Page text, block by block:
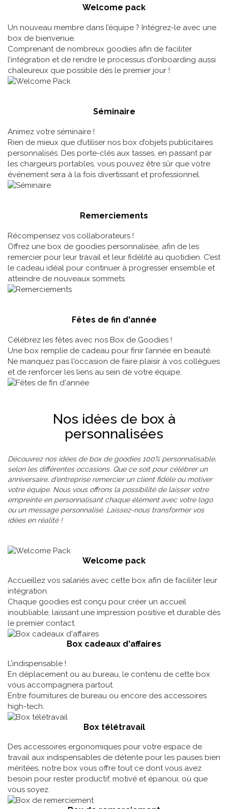
Welcome pack
Un nouveau membre dans l’équipe ? Intégrez-le avec une
box de bienvenue.
Comprenant de nombreux goodies afin de faciliter
l’intégration et de rendre le processus d'onboarding aussi
chaleureux que possible dès le premier jour !
Séminaire
Animez votre séminaire !
Rien de mieux que d’utiliser nos box d’objets publicitaires
personnalisés. Des porte-clés aux tasses, en passant par
les chargeurs portables, vous pouvez être sûr que votre
événement sera à la fois divertissant et professionnel.
Remerciements
Récompensez vos collaborateurs !
Offrez une box de goodies personnalisée, afin de les
remercier pour leur travail et leur fidélité au quotidien. C’est
le cadeau idéal pour continuer à progresser ensemble et
atteindre de nouveaux sommets.
Fêtes de fin d'année
Célébrez les fêtes avec nos Box de Goodies !
Une box remplie de cadeau pour finir l’année en beauté.
Ne manquez pas l'occasion de faire plaisir à vos collègues
et de renforcer les liens au sein de votre équipe.
Nos idées de box à
personnalisées
Découvrez nos idées de box de goodies 100% personnalisable,
selon les différentes occasions. Que ce soit pour célébrer un
anniversaire, d’entreprise remercier un client fidèle ou motiver
votre équipe. Nous vous offrons la possibilité de laisser votre
empreinte en personnalisant chaque élément avec votre logo
ou un message personnalisé. Laissez-nous transformer vos
idées en réalité !
Welcome pack
Accueillez vos salariés avec cette box afin de faciliter leur
intégration.
Chaque goodies est conçu pour créer un accueil
inoubliable, laissant une impression positive et durable dès
le premier contact.
Box cadeaux d'affaires
L’indispensable !
En déplacement ou au bureau, le contenu de cette box
vous accompagnera partout.
Entre fournitures de bureau ou encore des accessoires
high-tech.
Box télétravail
Des accessoires ergonomiques pour votre espace de
travail aux indispensables de détente pour les pauses bien
méritées, notre box vous offre tout ce dont vous avez
besoin pour rester productif, motivé et épanoui, où que
vous soyez.